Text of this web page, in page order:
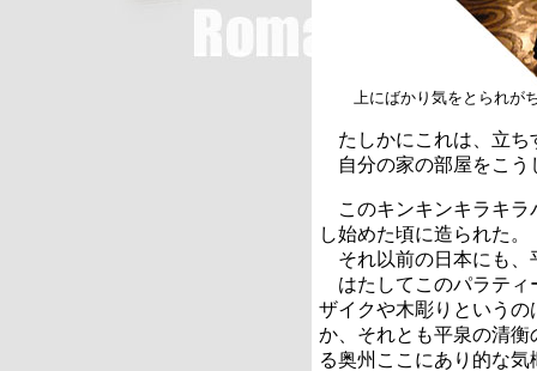
上にばかり気をとられが
たしかにこれは、立ち
自分の家の部屋をこ
このキンキンキラキラ
し始めた頃に造られた。
それ以前の日本にも、
はたしてこのパラティ
ザイクや木彫りという
か、それとも平泉の清
る奥州ここにあり的な